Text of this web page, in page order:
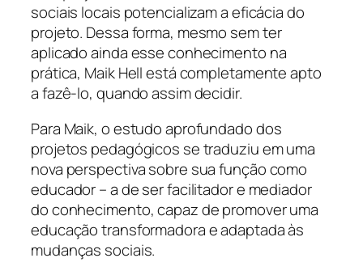
sociais locais potencializam a eficácia do
projeto. Dessa forma, mesmo sem ter
aplicado ainda esse conhecimento na
prática, Maik Hell está completamente apto
a fazê-lo, quando assim decidir.
Para Maik, o estudo aprofundado dos
projetos pedagógicos se traduziu em uma
nova perspectiva sobre sua função como
educador – a de ser facilitador e mediador
do conhecimento, capaz de promover uma
educação transformadora e adaptada às
mudanças sociais.